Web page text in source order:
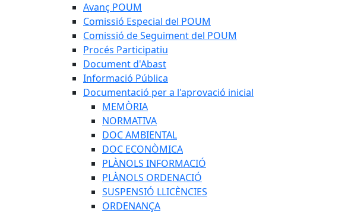
Avanç POUM
Comissió Especial del POUM
Comissió de Seguiment del POUM
Procés Participatiu
Document d'Abast
Informació Pública
Documentació per a l'aprovació inicial
MEMÒRIA
NORMATIVA
DOC AMBIENTAL
DOC ECONÒMICA
PLÀNOLS INFORMACIÓ
PLÀNOLS ORDENACIÓ
SUSPENSIÓ LLICÈNCIES
ORDENANÇA